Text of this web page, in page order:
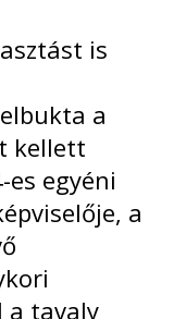
is
elbukta a
kellett
egyéni
a
a tavaly